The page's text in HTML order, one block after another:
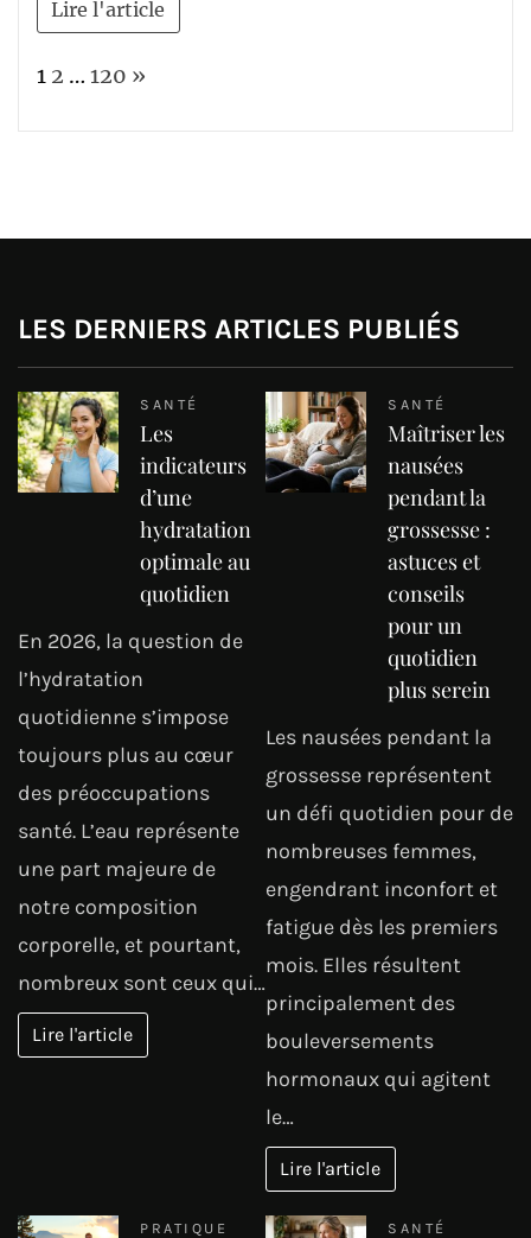
Lire l'article
Page:
1 2 … 120 Next
»
LES DERNIERS ARTICLES PUBLIÉS
SANTÉ
Les
indicateurs
d’une
hydratation
optimale au
quotidien
En 2026, la question de
l’hydratation
quotidienne s’impose
toujours plus au cœur
des préoccupations
santé. L’eau représente
une part majeure de
notre composition
corporelle, et pourtant,
nombreux sont ceux qui…
Lire l'article
SANTÉ
Maîtriser les
nausées
pendant la
grossesse :
astuces et
conseils
pour un
quotidien
plus serein
Les nausées pendant la
grossesse représentent
un défi quotidien pour de
nombreuses femmes,
engendrant inconfort et
fatigue dès les premiers
mois. Elles résultent
principalement des
bouleversements
hormonaux qui agitent
le…
Lire l'article
PRATIQUE SANTÉ